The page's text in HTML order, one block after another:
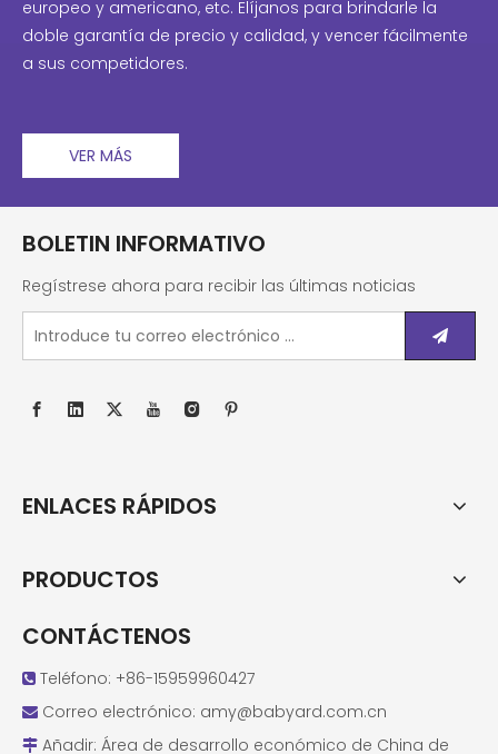
europeo y americano, etc. Elíjanos para brindarle la
doble garantía de precio y calidad, y vencer fácilmente
a sus competidores.
VER MÁS
BOLETIN INFORMATIVO
Regístrese ahora para recibir las últimas noticias
ENLACES RÁPIDOS
PRODUCTOS
CONTÁCTENOS
 Teléfono: +86-15959960427
 Correo electrónico: amy@babyard.com.cn
 Añadir: Área de desarrollo económico de China de